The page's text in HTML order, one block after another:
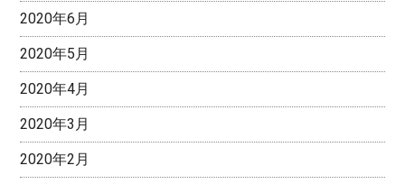
2020年6月
2020年5月
2020年4月
2020年3月
2020年2月